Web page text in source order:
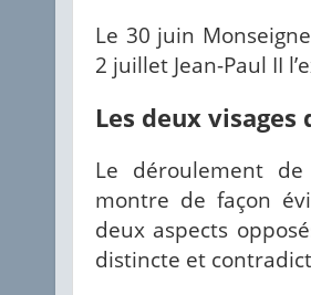
Le 30 juin
2 juillet Jean-Paul II
Les deux visages
Le déroulement
montre de façon
deux aspects
distincte et